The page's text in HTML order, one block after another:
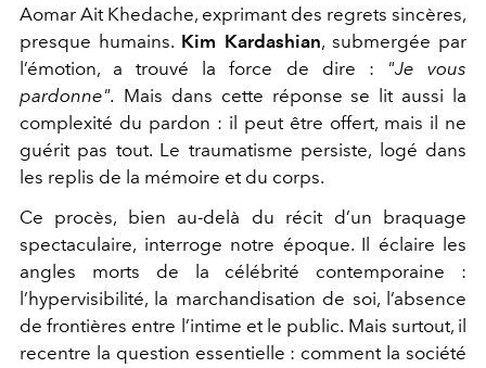
Aomar Ait Khedache, exprimant des regrets sincères,
presque humains. Kim Kardashian, submergée par
l’émotion, a trouvé la force de dire :
"Je vous
pardonne". Mais dans cette réponse se lit aussi la
complexité du pardon : il peut être offert, mais il ne
guérit pas tout. Le traumatisme persiste, logé dans
les replis de la mémoire et du corps.
Ce procès, bien au-delà du récit d’un braquage
spectaculaire, interroge notre époque. Il éclaire les
angles morts de la célébrité contemporaine :
l’hypervisibilité, la marchandisation de soi, l’absence
de frontières entre l’intime et le public. Mais surtout, il
recentre la question essentielle : comment la société